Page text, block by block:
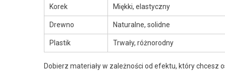
Korek Miękki, elastyczny
Drewno Naturalne, solidne
Plastik Trwały, różnorodny
Dobierz materiały w zależności od efektu, który chcesz